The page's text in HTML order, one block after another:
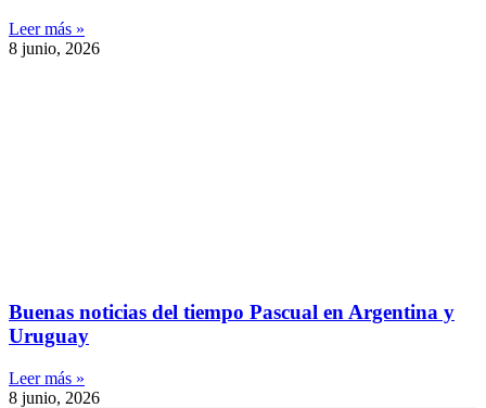
Leer más »
8 junio, 2026
Buenas noticias del tiempo Pascual en Argentina y
Uruguay
Leer más »
8 junio, 2026